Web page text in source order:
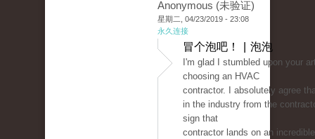
Anonymous (未验证)
星期二, 04/23/2019 - 23:08
永久连接
冒个泡吧！ | 泡泡
I'm glad I stumbled upon your
choosing an HVAC
contractor. I absolutely agree
in the industry from the
sign that
contractor lands on an